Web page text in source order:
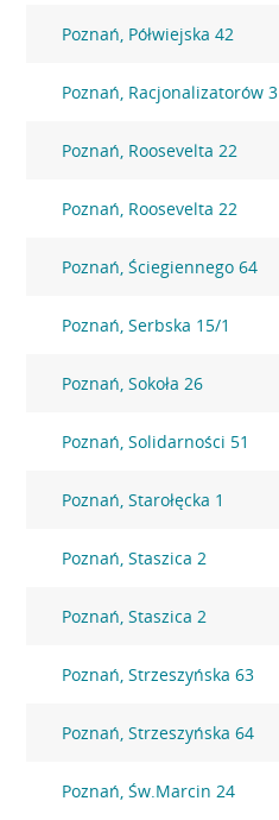
Poznań, Półwiejska 42
Poznań, Racjonalizatorów 3
Poznań, Roosevelta 22
Poznań, Roosevelta 22
Poznań, Ściegiennego 64
Poznań, Serbska 15/1
Poznań, Sokoła 26
Poznań, Solidarności 51
Poznań, Starołęcka 1
Poznań, Staszica 2
Poznań, Staszica 2
Poznań, Strzeszyńska 63
Poznań, Strzeszyńska 64
Poznań, Św.Marcin 24